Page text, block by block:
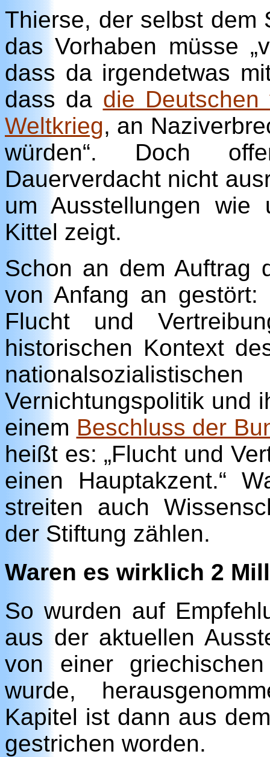
Thierse, der selbst dem
das Vorhaben müsse
dass da irgendetwas
dass da die
Weltkrieg, an
würden“. Doch
Dauerverdacht nicht
um Ausstellungen wie
Kittel zeigt.
Schon an dem Auftrag
von Anfang an gestört:
Flucht und
historischen Kontext
Vernichtungspolitik und
einem Beschluss der
heißt es: „Flucht und
einen Hauptakzent.“
streiten auch
der Stiftung zählen.
Waren es wirklich 2
So wurden auf
aus der aktuellen
von einer
wurde,
Kapitel ist dann aus
gestrichen worden.